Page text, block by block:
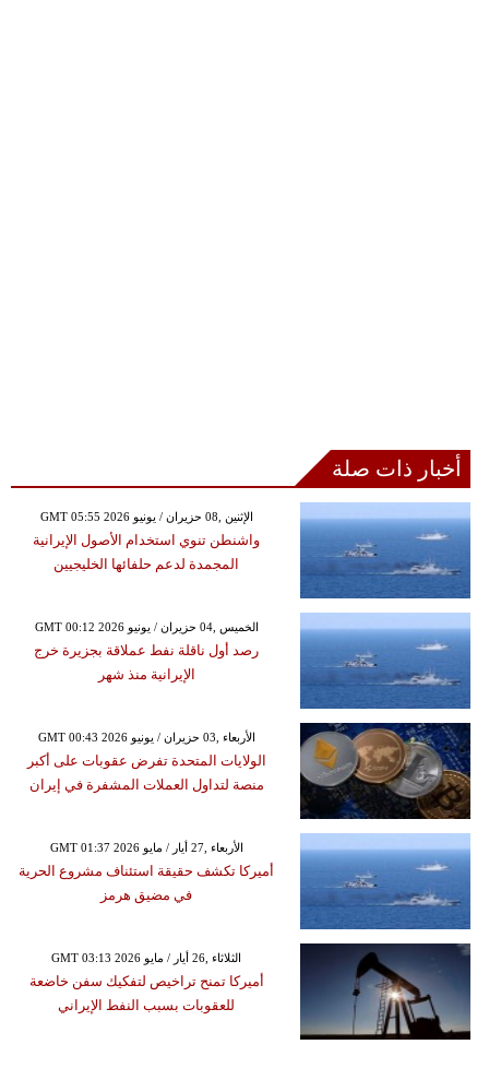
أخبار ذات صلة
GMT 05:55 2026 الإثنين ,08 حزيران / يونيو
واشنطن تنوي استخدام الأصول الإيرانية
المجمدة لدعم حلفائها الخليجيين
GMT 00:12 2026 الخميس ,04 حزيران / يونيو
رصد أول ناقلة نفط عملاقة بجزيرة خرج
الإيرانية منذ شهر
GMT 00:43 2026 الأربعاء ,03 حزيران / يونيو
الولايات المتحدة تفرض عقوبات على أكبر
منصة لتداول العملات المشفرة في إيران
GMT 01:37 2026 الأربعاء ,27 أيار / مايو
أميركا تكشف حقيقة استئناف مشروع الحرية
في مضيق هرمز
GMT 03:13 2026 الثلاثاء ,26 أيار / مايو
أميركا تمنح تراخيص لتفكيك سفن خاضعة
للعقوبات بسبب النفط الإيراني